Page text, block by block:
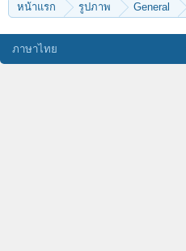
หน้าแรก รูปภาพ General
ภาษาไทย